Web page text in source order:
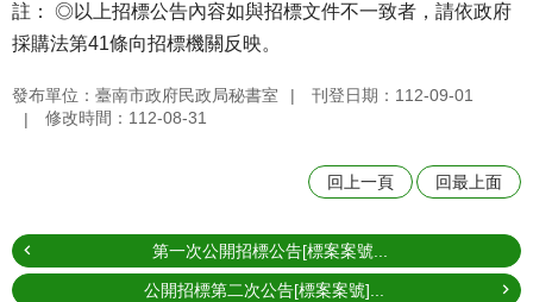
註： ◎以上招標公告內容如與招標文件不一致者，請依政府
採購法第41條向招標機關反映。
發布單位：臺南市政府民政局秘書室
刊登日期：112-09-01
修改時間：112-08-31
回上一頁 回最上面
第一次公開招標公告[標案案號...
公開招標第二次公告[標案案號]...